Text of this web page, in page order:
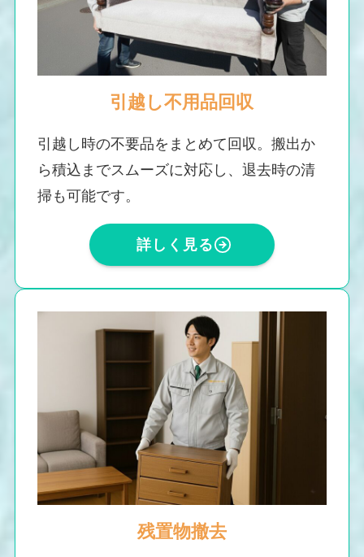
引越し不用品回収
引越し時の不要品をまとめて回収。搬出か
ら積込までスムーズに対応し、退去時の清
掃も可能です。
詳しく見る
残置物撤去